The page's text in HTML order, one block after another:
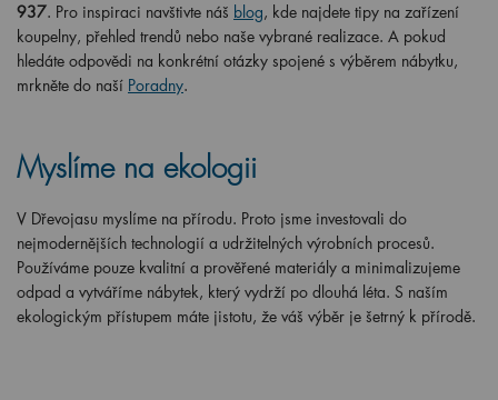
937. Pro inspiraci navštivte náš blog, kde najdete tipy na zařízení
koupelny, přehled trendů nebo naše vybrané realizace. A pokud
hledáte odpovědi na konkrétní otázky spojené s výběrem nábytku,
mrkněte do naší Poradny.
Myslíme na ekologii
V Dřevojasu myslíme na přírodu. Proto jsme investovali do
nejmodernějších technologií a udržitelných výrobních procesů.
Používáme pouze kvalitní a prověřené materiály a minimalizujeme
odpad a vytváříme nábytek, který vydrží po dlouhá léta. S naším
ekologickým přístupem máte jistotu, že váš výběr je šetrný k přírodě.